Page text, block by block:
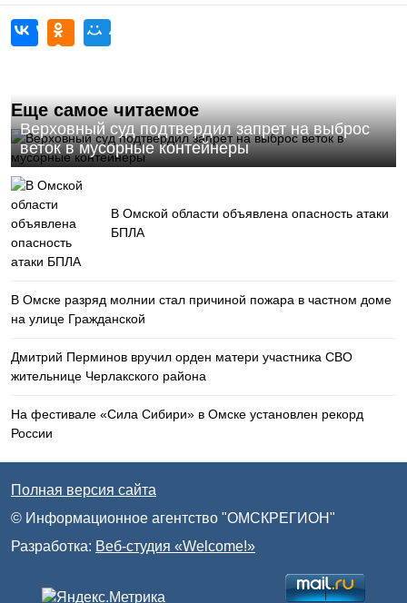
Еще самое читаемое
Верховный суд подтвердил запрет на выброс
веток в мусорные контейнеры
В Омской области объявлена опасность атаки
БПЛА
В Омске разряд молнии стал причиной пожара в частном доме
на улице Гражданской
Дмитрий Перминов вручил орден матери участника СВО
жительнице Черлакского района
На фестивале «Сила Сибири» в Омске установлен рекорд
России
Полная версия сайта
© Информационное агентство "ОМСКРЕГИОН"
Разработка: Веб-студия «Welcome!»